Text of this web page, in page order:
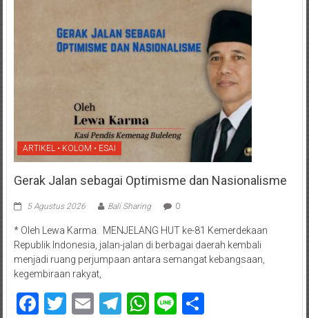
ARTIKEL • KOLOM • ESAI
Gerak Jalan sebagai Optimisme dan Nasionalisme
5 Agustus 2026 Bali Sharing 0
* Oleh Lewa Karma MENJELANG HUT ke-81 Kemerdekaan
Republik Indonesia, jalan-jalan di berbagai daerah kembali
menjadi ruang perjumpaan antara semangat kebangsaan,
kegembiraan rakyat,
Facebook
Twitter
EmailTelegram
WhatsApp
LineShare